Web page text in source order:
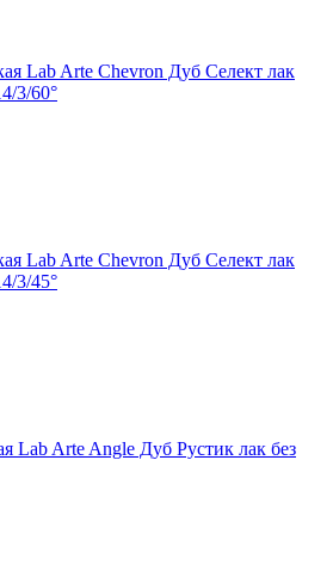
Lab Arte Chevron Дуб Селект лак
3/60°
Lab Arte Chevron Дуб Селект лак
3/45°
Lab Arte Angle Дуб Рустик лак без